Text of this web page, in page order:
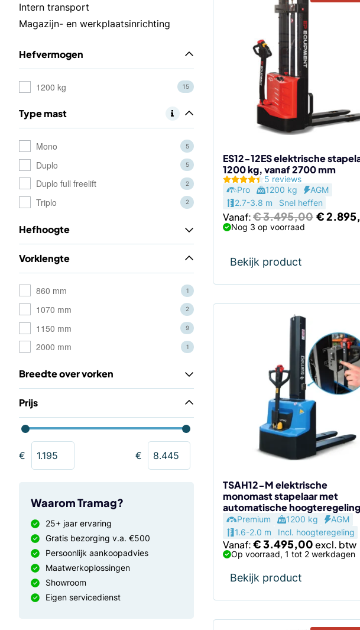
Intern transport
Magazijn- en werkplaatsinrichting
Hefvermogen
1200 kg 15
Type mast
Mono 5
Duplo 5
Duplo full freelift 2
Triplo 2
Hefhoogte
Vorklengte
860 mm 1
1070 mm 2
1150 mm 9
2000 mm 1
Breedte over vorken
Prijs
€ €
Waarom Tramag?
25+ jaar ervaring
Gratis bezorging v.a. €500
Persoonlijk aankoopadvies
Maatwerkoplossingen
Showroom
Eigen servicedienst
ES12-12ES elektrische
1200 kg, vanaf 2700 mm
5 reviews
Pro
1200 kg
AGM
2.7-3.8 m
Snel heffen
Vanaf:€3.495,00
prijs
€
Nog 3 op voorraad
Bekijk product
meerdere
variaties.
de
productpagina
TSAH12-M elektrische
monomast stapelaar met
automatische hoogteregeling
Premium 1200 kg
AGM
1.6-2.0 m
Incl. hoogteregeling
Vanaf:€3.495,00
Op voorraad, 1 tot 2 werkdagen
Bekijk product
gekozen
de
productpagina